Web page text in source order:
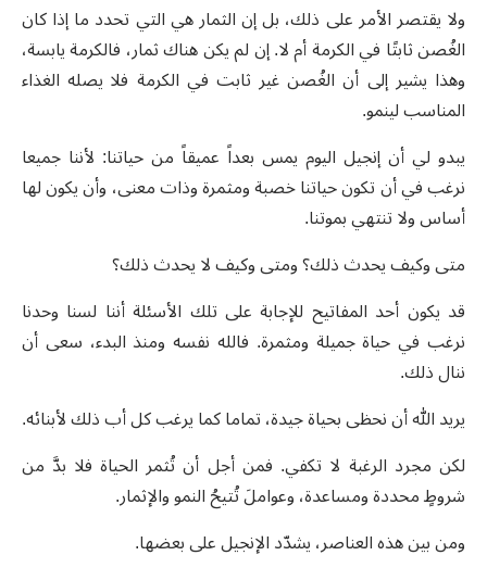
ولا يقتصر الأمر على ذلك، بل إن الثمار هي التي تحدد ما إذا كان
الغُصن ثابتًا في الكرمة أم لا. إن لم يكن هناك ثمار، فالكرمة يابسة،
وهذا يشير إلى أن الغُصن غير ثابت في الكرمة فلا يصله الغذاء
المناسب لينمو.
يبدو لي أن إنجيل اليوم يمس بعداً عميقاً من حياتنا: لأننا جميعا
نرغب في أن تكون حياتنا خصبة ومثمرة وذات معنى، وأن يكون لها
أساس ولا تنتهي بموتنا.
متى وكيف يحدث ذلك؟ ومتى وكيف لا يحدث ذلك؟
قد يكون أحد المفاتيح للإجابة على تلك الأسئلة أننا لسنا وحدنا
نرغب في حياة جميلة ومثمرة. فالله نفسه ومنذ البدء، سعى أن
ننال ذلك.
يريد الله أن نحظى بحياة جيدة، تماما كما يرغب كل أب ذلك لأبنائه.
لكن مجرد الرغبة لا تكفي. فمن أجل أن تُثمر الحياة فلا بدَّ من
شروطٍ محددة ومساعدة، وعواملَ تُتيحُ النمو والإثمار.
ومن بين هذه العناصر، يشدّد الإنجيل على بعضها.